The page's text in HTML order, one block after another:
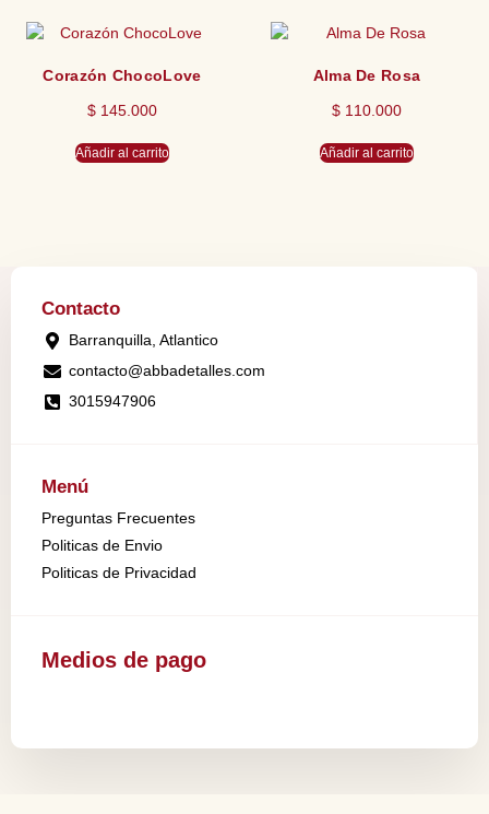
Corazón ChocoLove
$ 145.000
Añadir al carrito
Alma De Rosa
$ 110.000
Añadir al carrito
Contacto
Barranquilla, Atlantico
contacto@abbadetalles.com
3015947906
Menú
Preguntas Frecuentes
Politicas de Envio
Politicas de Privacidad
Medios de pago